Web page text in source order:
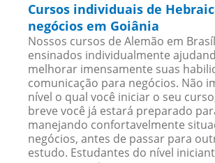
Cursos individuais de
negócios em Goiânia
Nossos cursos de Alemão em
ensinados individualmente
melhorar imensamente suas
comunicação para negócios. Não
nível o qual você iniciar o seu
breve você já estará preparado
manejando confortavelmente
negócios, antes de passar para
estudo. Estudantes do nível